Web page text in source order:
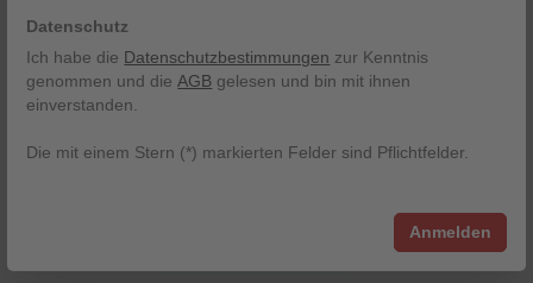
UNSERE MODE-PHILOSOPHIE
Datenschutz
Ich habe die Datenschutzbestimmungen zur Kenntnis
genommen und dieAGB gelesen und bin mit ihnen
einverstanden.
Die mit einem Stern (*) markierten Felder sind Pflichtfelder.
Anmelden